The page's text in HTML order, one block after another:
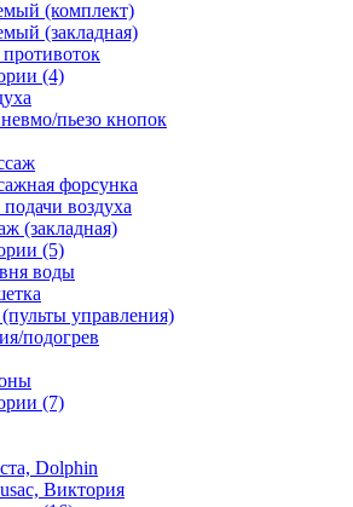
(комплект)
(закладная)
(4)
пьезо кнопок
форсунка
подачи воздуха
(закладная)
(5)
воды
управления)
подогрев
(7)
Dolphin
Виктория